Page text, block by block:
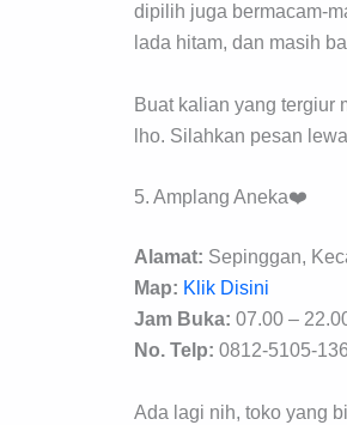
dipilih juga bermacam-
lada hitam, dan masih
Buat kalian yang tergiur
lho. Silahkan pesan
5. Amplang Aneka❤️
Alamat: Sepinggan,
Map: Klik Disini
Jam Buka: 07.00 –
No. Telp: 0812-5105-
Ada lagi nih, toko yang